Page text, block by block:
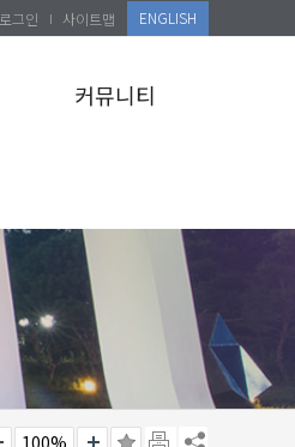
로그인 사이트맵 ENGLISH
커뮤니티
100%